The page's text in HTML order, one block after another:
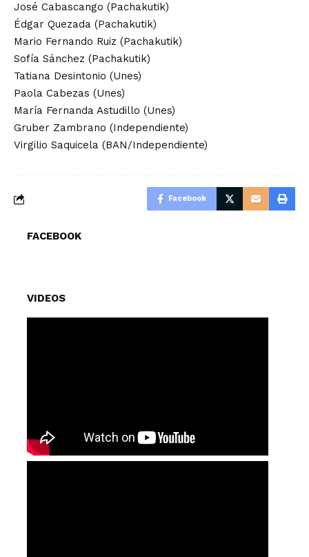
José Cabascango (Pachakutik)
Édgar Quezada (Pachakutik)
Mario Fernando Ruiz (Pachakutik)
Sofía Sánchez (Pachakutik)
Tatiana Desintonio (Unes)
Paola Cabezas (Unes)
María Fernanda Astudillo (Unes)
Gruber Zambrano (Independiente)
Virgilio Saquicela (BAN/Independiente)
Facebook
FACEBOOK
VIDEOS